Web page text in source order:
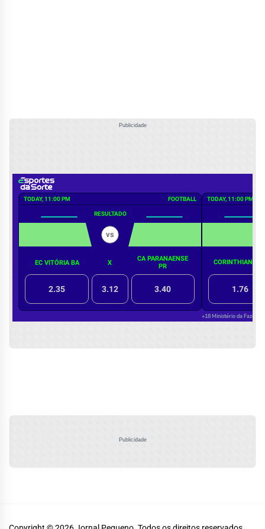
Publicidade
Publicidade